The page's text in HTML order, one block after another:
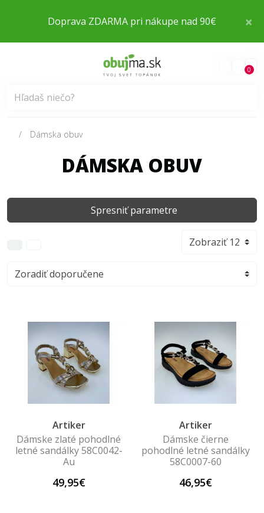
×
Doprava ZDARMA pri nákupe nad 90€
0
Dámska obuv
DÁMSKA OBUV
Spresniť parametre
Artiker
Dámske zlaté pohodlné
letné sandálky 58C0042-
Au
49,95€
Artiker
Dámske čierne
pohodlné letné sandálky
58C0007-60
46,95€